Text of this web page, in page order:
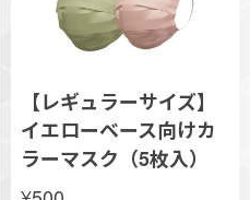
【レギュラーサイズ】
イエローベース向けカ
ラーマスク（5枚入）